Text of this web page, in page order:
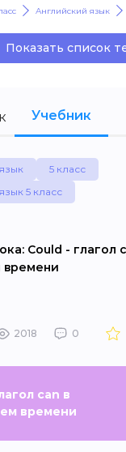
Английский язык
Показать список
Учебник
5 класс
5 класс
Could - глагол
2018 0
can в
времени